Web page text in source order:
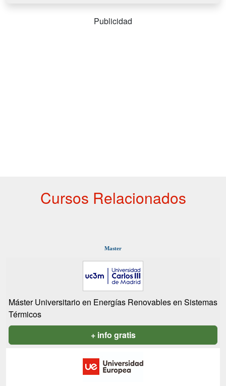
Publicidad
Cursos Relacionados
Master
Máster Universitario en Energías Renovables en Sistemas
Térmicos
+ info gratis